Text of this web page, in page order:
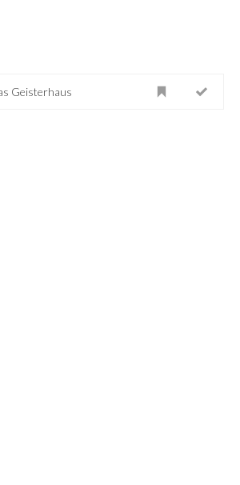
Geisterhaus